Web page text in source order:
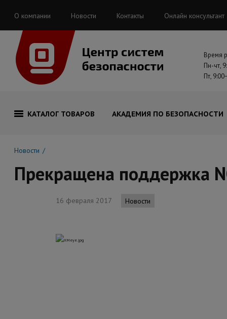
О компании Новости Контакты Онлайн консультант
Время
Пн-чт,
Пт,
КАТАЛОГ ТОВАРОВ АКАДЕМИЯ ПО БЕЗОПАСНОСТИ
Новости
Прекращена поддержка
16 февраля 2017 Новости